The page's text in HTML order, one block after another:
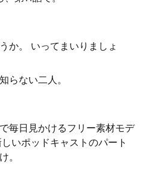
か。 いってまいりましょ
らない二人。
毎日見かけるフリー素材モデ
いポッドキャストのパート
。